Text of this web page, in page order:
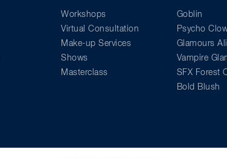
Workshops
Virtual Consultation
Make-up Services
Shows
Masterclass
Goblin
Psycho
Glamours
Vampire
SFX Forest
Bold Blush